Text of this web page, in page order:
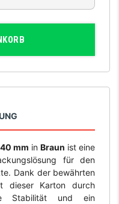
mm in Braun ist eine
für den
Dank der bewährten
dieser Karton durch
Stabilität und ein